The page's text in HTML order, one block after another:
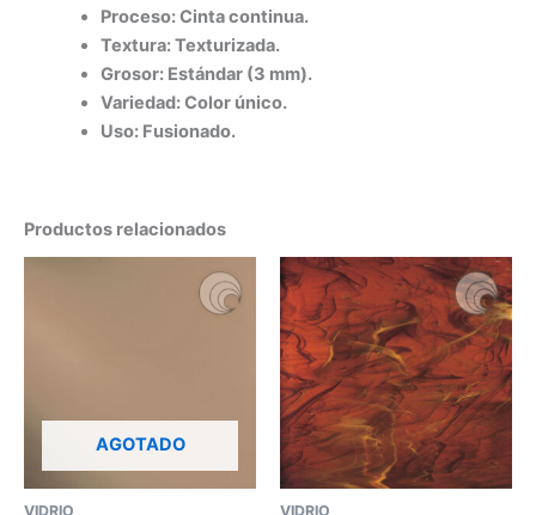
Proceso: Cinta continua.
Textura: Texturizada.
Grosor: Estándar (3 mm).
Variedad: Color único.
Uso: Fusionado.
Productos relacionados
AGOTADO
VIDRIO VIDRIO